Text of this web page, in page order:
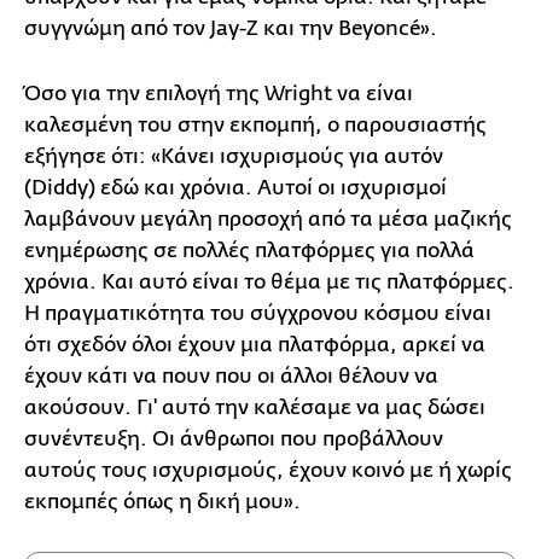
συγγνώμη από τον Jay-Z και την Beyoncé».
Όσο για την επιλογή της Wright να είναι
καλεσμένη του στην εκπομπή, ο παρουσιαστής
εξήγησε ότι: «Κάνει ισχυρισμούς για αυτόν
(Diddy) εδώ και χρόνια. Αυτοί οι ισχυρισμοί
λαμβάνουν μεγάλη προσοχή από τα μέσα μαζικής
ενημέρωσης σε πολλές πλατφόρμες για πολλά
χρόνια. Και αυτό είναι το θέμα με τις πλατφόρμες.
Η πραγματικότητα του σύγχρονου κόσμου είναι
ότι σχεδόν όλοι έχουν μια πλατφόρμα, αρκεί να
έχουν κάτι να πουν που οι άλλοι θέλουν να
ακούσουν. Γι' αυτό την καλέσαμε να μας δώσει
συνέντευξη. Οι άνθρωποι που προβάλλουν
αυτούς τους ισχυρισμούς, έχουν κοινό με ή χωρίς
εκπομπές όπως η δική μου».